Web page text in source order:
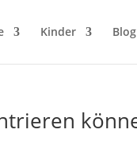
Kinder Blog